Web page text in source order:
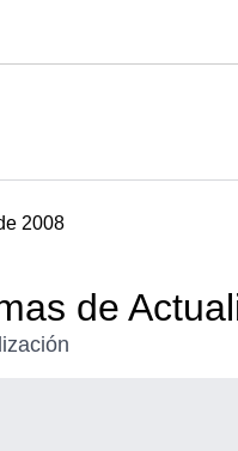
2008
de